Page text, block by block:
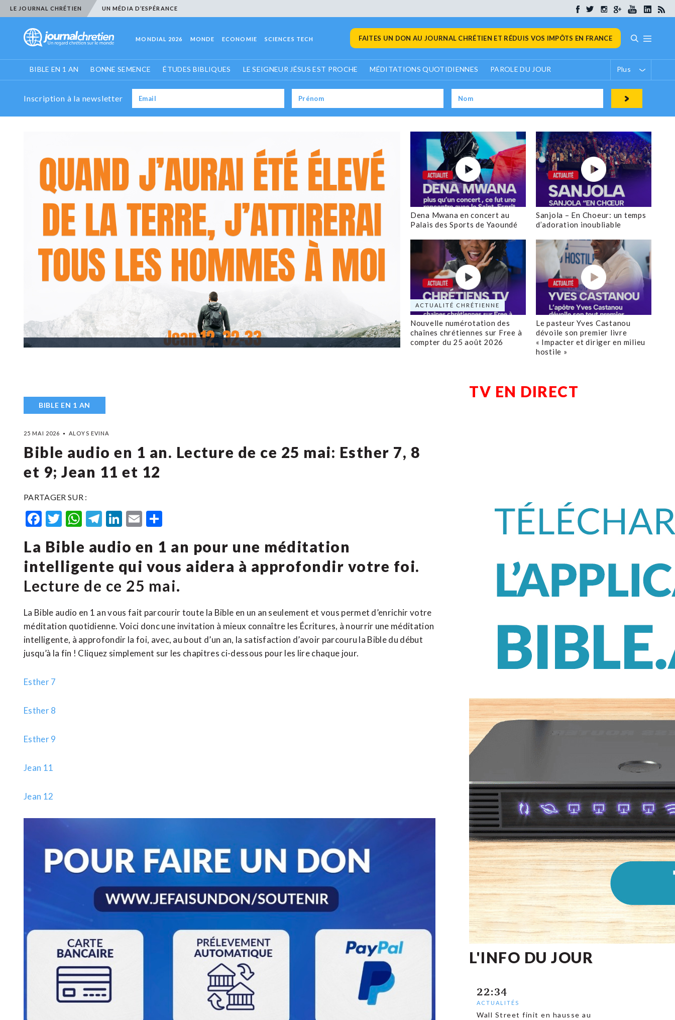
LE JOURNAL CHRÉTIEN UN MÉDIA D’ESPÉRANCE
MONDIAL 2026 MONDE ECONOMIE SCIENCES TECH FAITES UN DON AU JOURNAL CHRÉTIEN ET RÉDUIS VOS IMPÔTS EN FRANCE
BIBLE EN 1 AN BONNE SEMENCE ÉTUDES BIBLIQUES LE SEIGNEUR JÉSUS EST PROCHE MÉDITATIONS QUOTIDIENNES PAROLE DU JOUR Plus
Inscription à la newsletter
Dena Mwana en concert au
Palais des Sports de Yaoundé
Sanjola – En Choeur: un temps
d’adoration inoubliable
ACTUALITÉ CHRÉTIENNE
Nouvelle numérotation des
chaînes chrétiennes sur Free à
compter du 25 août 2026
Le pasteur Yves Castanou
dévoile son premier livre
« Impacter et diriger en milieu
hostile »
BIBLE EN 1 AN
25 MAI 2026 ALOYS EVINA
Bible audio en 1 an. Lecture de ce 25 mai: Esther 7, 8
et 9; Jean 11 et 12
PARTAGER SUR :
Facebook
Twitter
WhatsApp
Telegram
LinkedIn
Email
La Bible audio en 1 an pour une méditation
intelligente qui vous aidera à approfondir votre foi.
Lecture de ce 25 mai.
La Bible audio en 1 an vous fait parcourir toute la Bible en un an seulement et vous permet d’enrichir votre
méditation quotidienne. Voici donc une invitation à mieux connaître les Écritures, à nourrir une méditation
intelligente, à approfondir la foi, avec, au bout d’un an, la satisfaction d’avoir parcouru la Bible du début
jusqu’à la fin ! Cliquez simplement sur les chapitres ci-dessous pour les lire chaque jour.
Esther 7
Esther 8
Esther 9
Jean 11
Jean 12
TV EN DIRECT
L'INFO DU JOUR
22:34
ACTUALITÉS
Wall Street finit en hausse au